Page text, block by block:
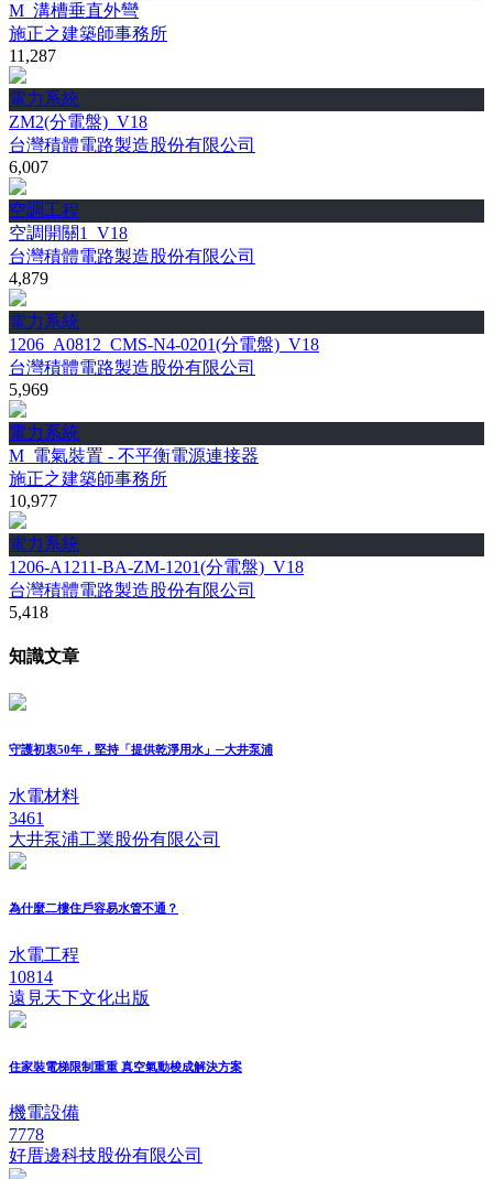
M_溝槽垂直外彎
施正之建築師事務所
11,287
電力系統
ZM2(分電盤)_V18
台灣積體電路製造股份有限公司
6,007
空調工程
空調開關1_V18
台灣積體電路製造股份有限公司
4,879
電力系統
1206_A0812_CMS-N4-0201(分電盤)_V18
台灣積體電路製造股份有限公司
5,969
電力系統
M_電氣裝置 - 不平衡電源連接器
施正之建築師事務所
10,977
電力系統
1206-A1211-BA-ZM-1201(分電盤)_V18
台灣積體電路製造股份有限公司
5,418
知識文章
守護初衷50年，堅持「提供乾淨用水」─大井泵浦
水電材料
3461
大井泵浦工業股份有限公司
為什麼二樓住戶容易水管不通？
水電工程
10814
遠見天下文化出版
住家裝電梯限制重重 真空氣動梭成解決方案
機電設備
7778
好厝邊科技股份有限公司